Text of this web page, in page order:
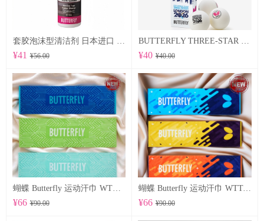
¥41 ¥56.00 ¥40 ¥40.00
蝴蝶 Butterfly 运动汗巾 WTT-122
¥66 ¥90.00
蝴蝶 Butterfly 运动汗巾 WTT-123
¥66 ¥90.00